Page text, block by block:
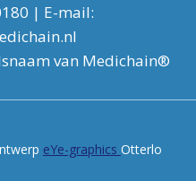
| E- mail :
van Medichain®
eYe-graphics Otterlo